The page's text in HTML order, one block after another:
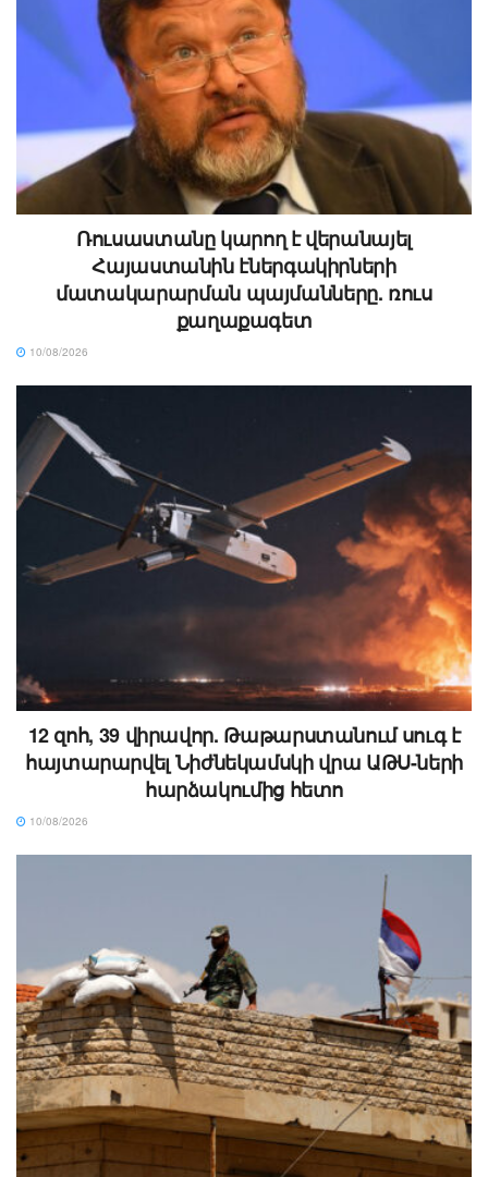
Ռուսաստանը կարող է վերանայել
Հայաստանին էներգակիրների
մատակարարման պայմանները. ռուս
քաղաքագետ
10/08/2026
12 զոհ, 39 վիրավոր. Թաթարստանում սուգ է
հայտարարվել Նիժնեկամսկի վրա ԱԹՍ-ների
հարձակումից հետո
10/08/2026